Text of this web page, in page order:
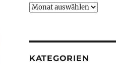
Archiv
KATEGORIEN